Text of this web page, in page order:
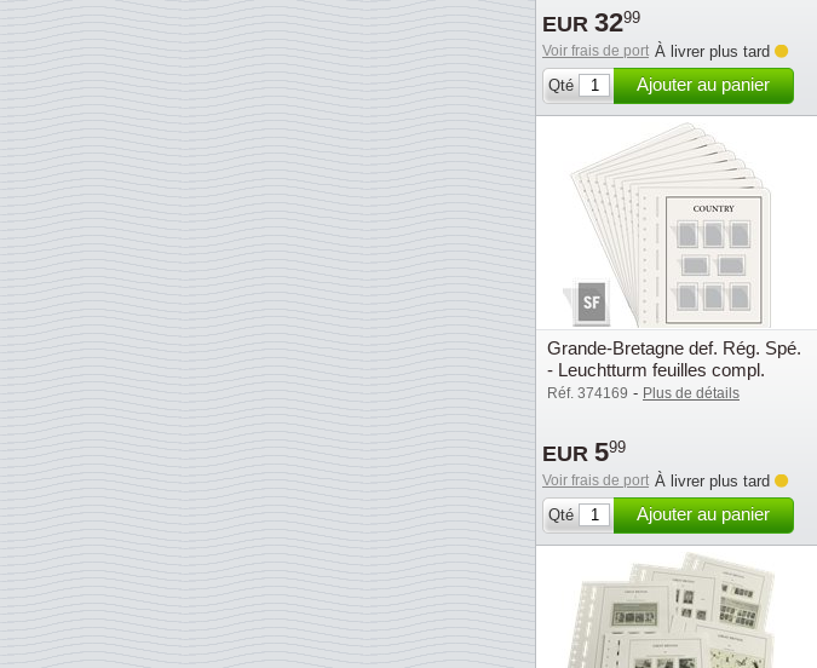
EUR 3299
Voir frais de port À livrer plus tard
Qté
Ajouter au panier
Grande-Bretagne def. Rég. Spé.
- Leuchtturm feuilles compl.
avec poch. (SF) - 2024
Réf. 374169 - Plus de détails
EUR 599
Voir frais de port À livrer plus tard
Qté
Ajouter au panier